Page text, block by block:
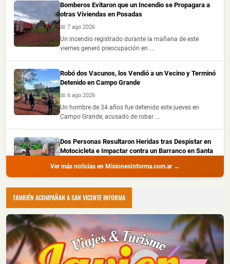
Bomberos Evitaron que un Incendio se Propagara a
otras Viviendas en Posadas
📅 7 ago 2026
Un incendio registrado durante la mañana de este
viernes generó preocupación en ...
Robó dos Vacunos, los Vendió a un Vecino y Terminó
Detenido en Campo Grande
📅 6 ago 2026
Un hombre de 34 años fue detenido este jueves en
Campo Grande, acusado de robar ...
Dos Personas Resultaron Heridas tras Despistar en
Motocicleta e Impactar contra un Barranco en Santa
luego de que la motocic...
Se le Salió una Rueda en Plena Ruta Nacional 12 y
Terminó Despistando en Posadas
📅 6 ago 2026
Un automóvil protagonizó un despiste este jueves al
mediodía sobre la Ruta Nacio...
Ver más noticias en MisionesInforma.com.ar →
TAMBIÉN ACOMPAÑAN A SAN VICENTE INFORMA